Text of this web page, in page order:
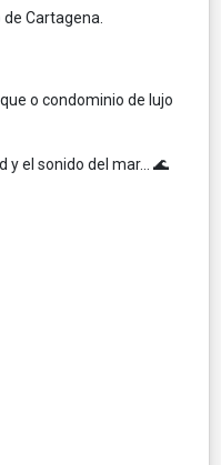
Cartagena.
o condominio de lujo
y el sonido del mar… 🌊